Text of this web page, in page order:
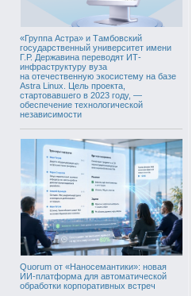
«Группа Астра» и Тамбовский
государственный университет имени
Г.Р. Державина переводят ИТ-
инфраструктуру вуза
на отечественную экосистему на базе
Astra Linux. Цель проекта,
стартовавшего в 2023 году, —
обеспечение технологической
независимости
Quorum от «Наносемантики»: новая
ИИ-платформа для автоматической
обработки корпоративных встреч